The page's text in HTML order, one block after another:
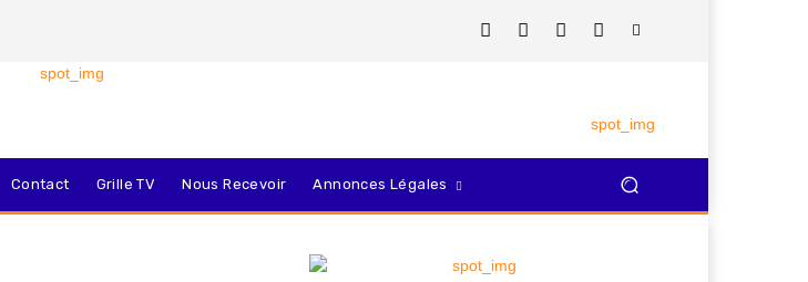
Contact Grille TV Nous Recevoir Annonces Légales